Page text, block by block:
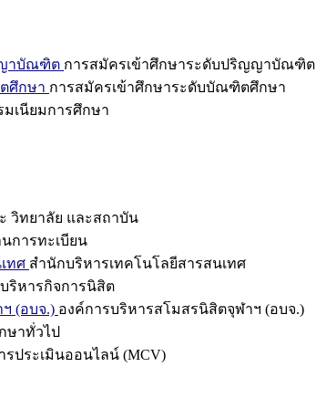
ญาบัณฑิต การสมัครเข้าศึกษาระดับปริญญาบัณฑิต
ศึกษา การสมัครเข้าศึกษาระดับบัณฑิตศึกษา
มเนียมการศึกษา
วิทยาลัย และสถาบัน
การทะเบียน
ทศ สำนักบริหารเทคโนโลยีสารสนเทศ
ริหารกิจการนิสิต
(อบจ.) องค์การบริหารสโมสรนิสิตจุฬาฯ (อบจ.)
ษาทั่วไป
รประเมินออนไลน์ (MCV)